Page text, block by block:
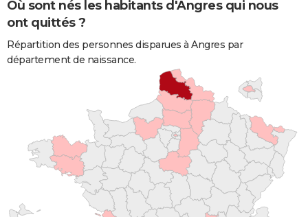
Où sont nés les habitants d'Angres qui nous
ont quittés ?
Répartition des personnes disparues à Angres par
département de naissance.